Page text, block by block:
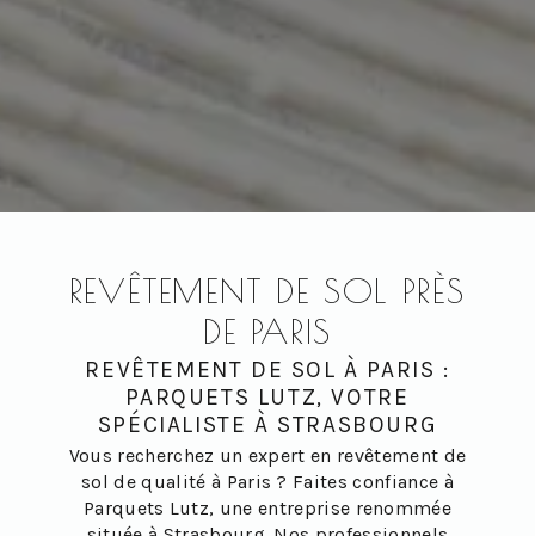
REVÊTEMENT DE SOL PRÈS
DE PARIS
REVÊTEMENT DE SOL À PARIS :
PARQUETS LUTZ, VOTRE
SPÉCIALISTE À STRASBOURG
Vous recherchez un expert en revêtement de
sol de qualité à Paris ? Faites confiance à
Parquets Lutz, une entreprise renommée